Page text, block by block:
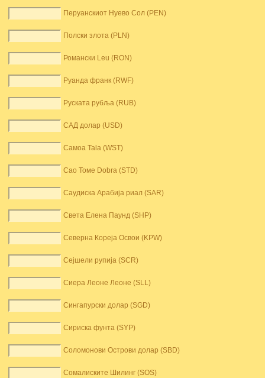
Перуанскиот Нуево Сол (PEN)
Полски злота (PLN)
Романски Leu (RON)
Руанда франк (RWF)
Руската рубља (RUB)
САД долар (USD)
Самоа Tala (WST)
Сао Томе Dobra (STD)
Саудиска Арабија риал (SAR)
Света Елена Паунд (SHP)
Северна Кореја Освои (KPW)
Сејшели рупија (SCR)
Сиера Леоне Леоне (SLL)
Сингапурски долар (SGD)
Сириска фунта (SYP)
Соломонови Острови долар (SBD)
Сомалиските Шилинг (SOS)